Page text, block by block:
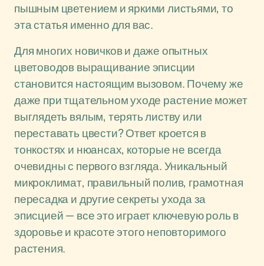
пышным цветением и яркими листьями, то
эта статья именно для вас.
Для многих новичков и даже опытных
цветоводов выращивание эписции
становится настоящим вызовом. Почему же
даже при тщательном уходе растение может
выглядеть вялым, терять листву или
переставать цвести? Ответ кроется в
тонкостях и нюансах, которые не всегда
очевидны с первого взгляда. Уникальный
микроклимат, правильный полив, грамотная
пересадка и другие секреты ухода за
эписцией — все это играет ключевую роль в
здоровье и красоте этого неповторимого
растения.